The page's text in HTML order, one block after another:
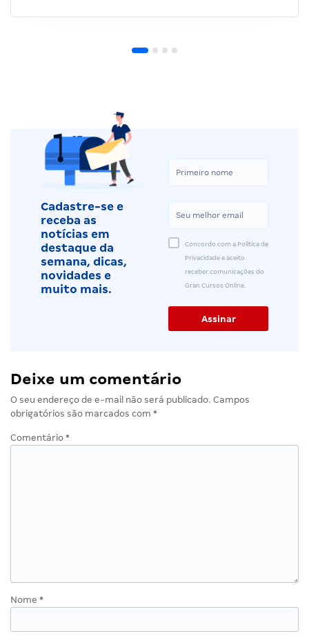
Cadastre-se e
receba as
notícias em
destaque da
semana, dicas,
novidades e
muito mais.
Concordo com a Política de
Privacidade e aceito
receber comunicações do
Gran Cursos Online.
Deixe um comentário
O seu endereço de e-mail não será publicado. Campos
obrigatórios são marcados com *
Comentário *
Nome *